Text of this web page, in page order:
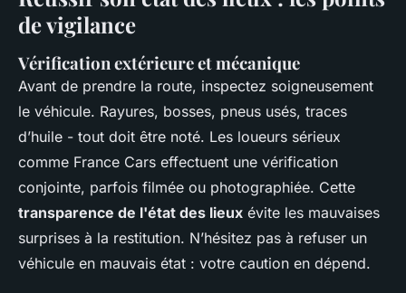
de vigilance
Vérification extérieure et mécanique
Avant de prendre la route, inspectez soigneusement
le véhicule. Rayures, bosses, pneus usés, traces
d’huile - tout doit être noté. Les loueurs sérieux
comme France Cars effectuent une vérification
conjointe, parfois filmée ou photographiée. Cette
transparence de l'état des lieux évite les mauvaises
surprises à la restitution. N’hésitez pas à refuser un
véhicule en mauvais état : votre caution en dépend.